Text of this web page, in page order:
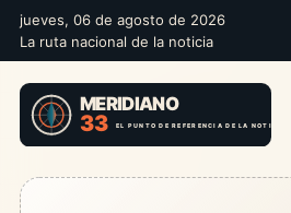
jueves, 06 de agosto de 2026
La ruta nacional de la noticia